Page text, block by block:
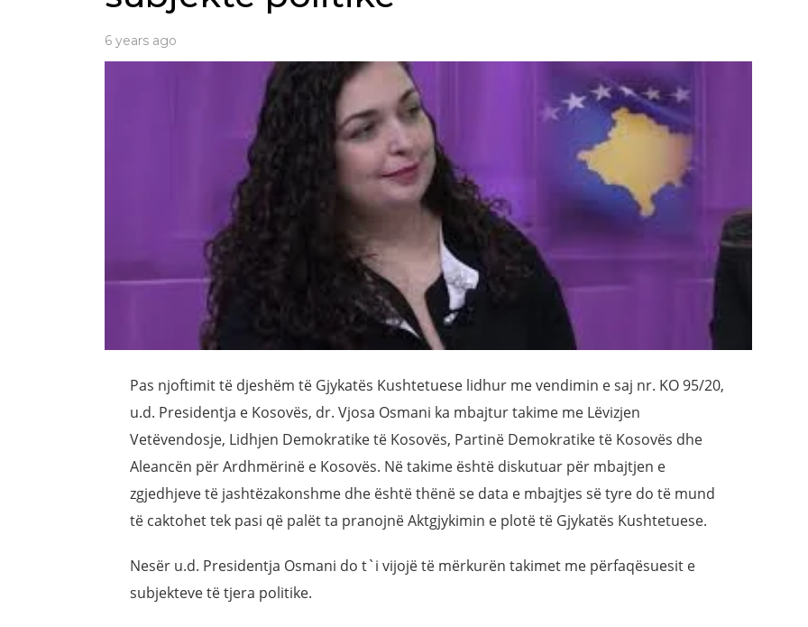
6 years ago
Pas njoftimit të djeshëm të Gjykatës Kushtetuese lidhur me vendimin e saj nr. KO 95/20,
u.d. Presidentja e Kosovës, dr. Vjosa Osmani ka mbajtur takime me Lëvizjen
Vetëvendosje, Lidhjen Demokratike të Kosovës, Partinë Demokratike të Kosovës dhe
Aleancën për Ardhmërinë e Kosovës. Në takime është diskutuar për mbajtjen e
zgjedhjeve të jashtëzakonshme dhe është thënë se data e mbajtjes së tyre do të mund
të caktohet tek pasi që palët ta pranojnë Aktgjykimin e plotë të Gjykatës Kushtetuese.
Nesër u.d. Presidentja Osmani do t`i vijojë të mërkurën takimet me përfaqësuesit e
subjekteve të tjera politike.